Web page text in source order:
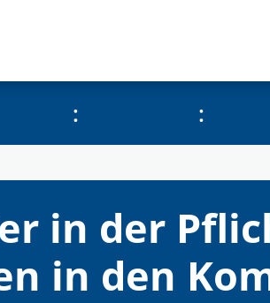
: :
in der
in den